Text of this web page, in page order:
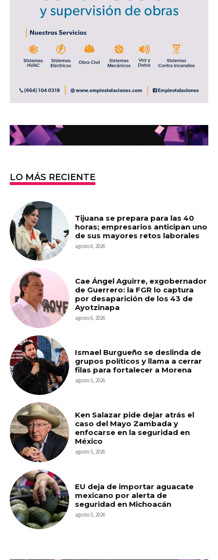
LO MÁS RECIENTE
Tijuana se prepara para las 40
horas; empresarios anticipan uno
de sus mayores retos laborales
agosto 6, 2026
Cae Ángel Aguirre, exgobernador
de Guerrero: la FGR lo captura
por desaparición de los 43 de
Ayotzinapa
agosto 6, 2026
Ismael Burgueño se deslinda de
grupos políticos y llama a cerrar
filas para fortalecer a Morena
agosto 5, 2026
Ken Salazar pide dejar atrás el
caso del Mayo Zambada y
enfocarse en la seguridad en
México
agosto 5, 2026
EU deja de importar aguacate
mexicano por alerta de
seguridad en Michoacán
agosto 5, 2026